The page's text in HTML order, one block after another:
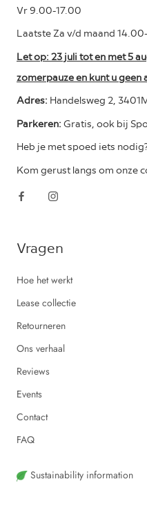
Vr 9.00-17.00
Laatste Za v/d maand
Let op: 23 juli tot en met 5
zomerpauze en kunt u geen
Adres: Handelsweg 2,
Parkeren: Gratis, ook bij
Heb je met spoed iets
Kom gerust langs om onze
Vragen
Hoe het werkt
Lease collectie
Retourneren
Ons verhaal
Reviews
Events
Contact
FAQ
Sustainability information